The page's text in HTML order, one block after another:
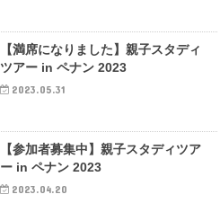
【満席になりました】親子スタディ
ツアー in ペナン 2023
2023.05.31
【参加者募集中】親子スタディツア
ー in ペナン 2023
2023.04.20